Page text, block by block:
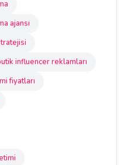
ajansı
influencer reklamları
fiyatları